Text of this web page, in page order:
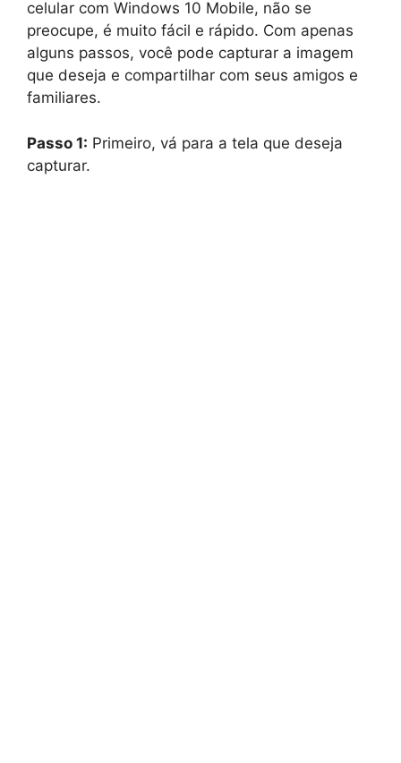
celular com Windows 10 Mobile, não se
preocupe, é muito fácil e rápido. Com apenas
alguns passos, você pode capturar a imagem
que deseja e compartilhar com seus amigos e
familiares.
Passo 1: Primeiro, vá para a tela que deseja
capturar.